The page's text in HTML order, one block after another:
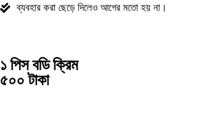
ব্যবহার করা ছেড়ে দিলেও আগের মতো হয় না।
১ পিস বডি ক্রিম
৫০০ টাকা